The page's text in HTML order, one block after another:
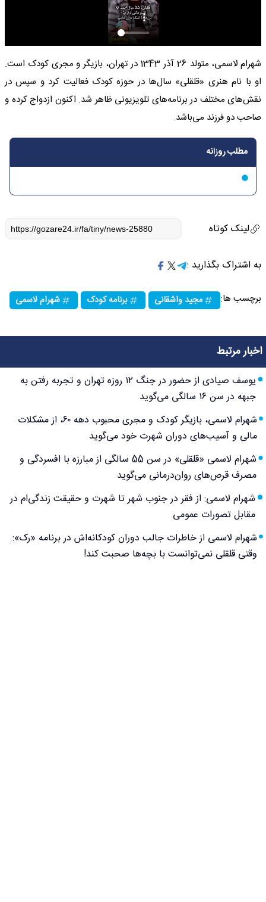
شهرام لاسمی، متولد 26 آذر 1343 در تهران، بازیگر و مجری کودک است.
او با نام هنری «قلقلی» سال‌ها در حوزه کودک فعالیت کرد و سپس در
نقش‌های مختلف در برنامه‌های تلویزیونی ظاهر شد. اکنون ازدواج کرده و
صاحب دو فرزند می‌باشد.
مطلب روزانه
لینک کوتاه
به اشتراک بگذارید :
برچسب ها: مجید واشقانی برنامه کودک شهرام لاسمی
اخبار مرتبط
یوسف صیادی از حضور در جنگ ۱۲ روزه تهران و تجربه رفتن به
جبهه در سن ۱۶ سالگی می‌گوید
شهرام لاسمی، بازیگر کودک و مجری محبوب دهه ۶۰، از مشکلات
مالی و آسیب‌های دوران شهرت خود می‌گوید
شهرام لاسمی «قلقلی» در سن 55 سالگی از مبارزه با افسردگی و
مصرف قرص‌های روان‌درمانی می‌گوید
شهرام لاسمی: از فقر در جنوب شهر تا شهرت و حقیقت زندگی‌ام در
مقابل تصورات عمومی
شهرام لاسمی از خاطرات جالب دوران کودکانه‌اش در برنامه «رک»:
وقتی قلقلی نمی‌توانست با بچه‌ها صحبت کند!